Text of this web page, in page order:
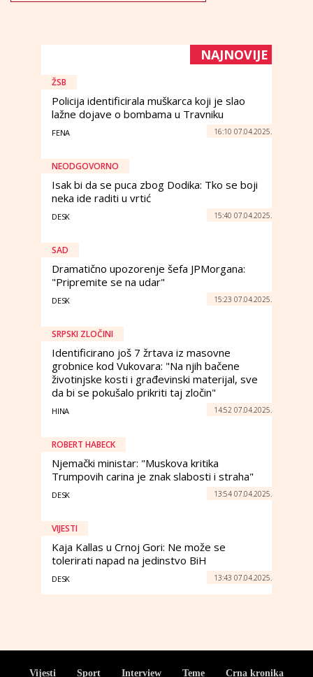
NAJNOVIJE
ŽSB
Policija identificirala muškarca koji je slao
lažne dojave o bombama u Travniku
FENA 16:10 07.04.2025.
NEODGOVORNO
Isak bi da se puca zbog Dodika: Tko se boji
neka ide raditi u vrtić
DESK 15:40 07.04.2025.
SAD
Dramatično upozorenje šefa JPMorgana:
"Pripremite se na udar"
DESK 15:23 07.04.2025.
SRPSKI ZLOČINI
Identificirano još 7 žrtava iz masovne
grobnice kod Vukovara: "Na njih bačene
životinjske kosti i građevinski materijal, sve
da bi se pokušalo prikriti taj zločin"
HINA 14:52 07.04.2025.
ROBERT HABECK
Njemački ministar: "Muskova kritika
Trumpovih carina je znak slabosti i straha"
DESK 13:54 07.04.2025.
VIJESTI
Kaja Kallas u Crnoj Gori: Ne može se
tolerirati napad na jedinstvo BiH
DESK 13:43 07.04.2025.
Vijesti Sport Interview Teme Crna kronika